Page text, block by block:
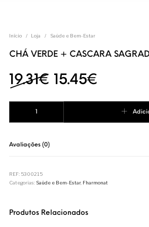
Início / Loja / Saúde e Bem-Estar
CHÁ VERDE + CASCARA
19.31€ O preço
15.45€
Avaliações (0)
REF: 5300215
Categorias: Saúde e Bem-Estar, Fharmonat
Produtos Relacionados